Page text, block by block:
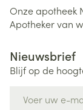
Onze apotheek
Apotheker van
Nieuwsbrief
Blijf op de